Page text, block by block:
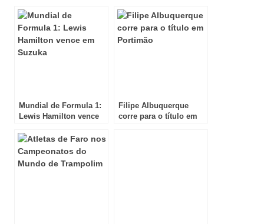
Mundial de Formula 1:
Lewis Hamilton vence
Filipe Albuquerque
corre para o título em